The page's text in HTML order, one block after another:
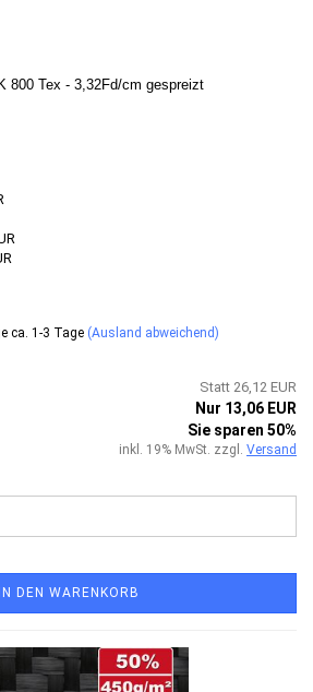
800 Tex - 3,32Fd/cm gespreizt
ca. 1-3 Tage (Ausland abweichend)
Statt 26,12 EUR
Nur 13,06 EUR
Sie sparen 50%
inkl. 19% MwSt. zzgl. Versand
IN DEN WARENKORB